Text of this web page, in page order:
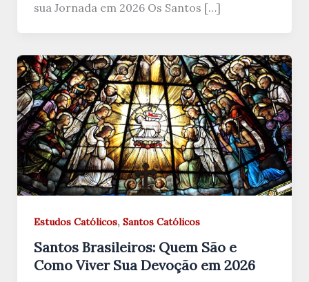
sua Jornada em 2026 Os Santos […]
Estudos Católicos, Santos Católicos
Santos Brasileiros: Quem São e
Como Viver Sua Devoção em 2026